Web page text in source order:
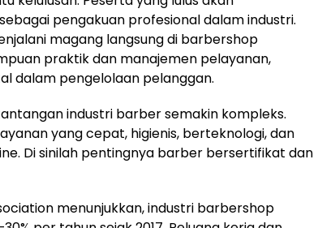
pengakuan profesional dalam industri.
magang langsung di barbershop
praktik dan manajemen pelayanan,
dalam pengelolaan pelanggan.
industri barber semakin kompleks.
yang cepat, higienis, berteknologi, dan
Di sinilah pentingnya barber bersertifikat dan
menunjukkan, industri barbershop